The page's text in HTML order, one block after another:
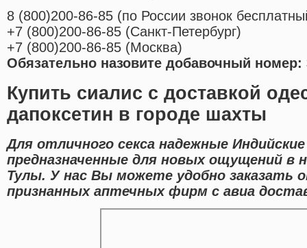
8 (800)200-86-85 (по России звонок
+7 (800)200-86-85 (Санкт-Петербург)
+7 (800)200-86-85 (Москва)
Обязательно назовите добавочный номер:
Купить сиалис с доставкой
дапоксетин в городе шахты
Для отличного секса надежные
предназначенные для новых ощущений в
Тулы. У нас Вы можете удобно заказать
признанных аптечных фирм с авиа